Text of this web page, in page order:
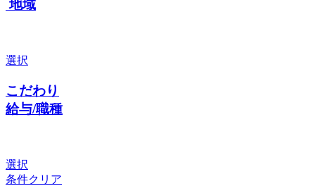
地域
選択
こだわり
給与/職種
選択
条件クリア